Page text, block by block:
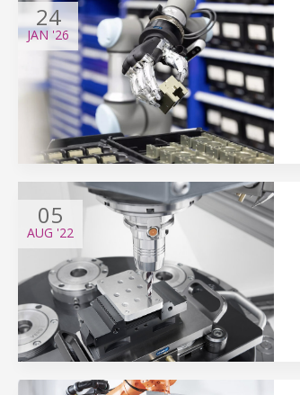
24
JAN '26
05
AUG '22